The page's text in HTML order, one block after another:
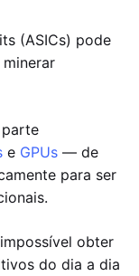
(ASICs) pode
e GPUs — de
para ser
obter
do dia a dia